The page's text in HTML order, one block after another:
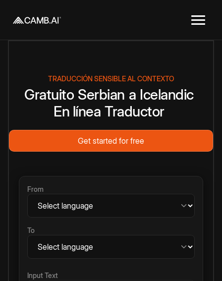
TRADUCCIÓN SENSIBLE AL CONTEXTO
Gratuito Serbian a Icelandic
En línea Traductor
Get started for free
From
To
Input Text